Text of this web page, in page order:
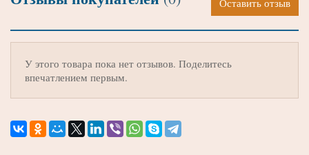
Оставить отзыв
У этого товара пока нет отзывов. Поделитесь
впечатлением первым.